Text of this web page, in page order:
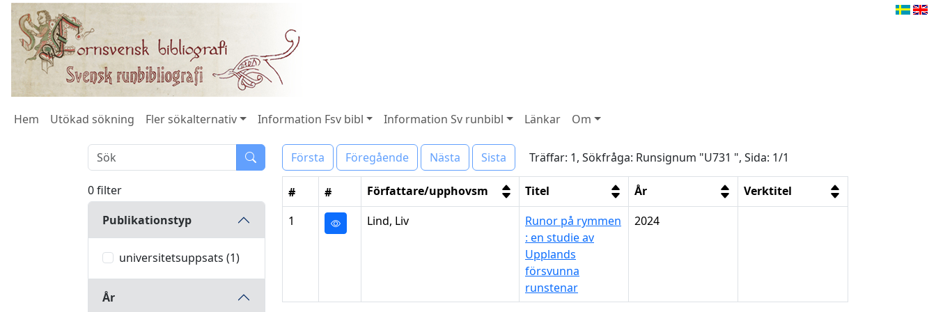
Hem Utökad sökning Fler sökalternativ Information Fsv bibl Information Sv runbibl Länkar Om
0 filter
Publikationstyp
universitetsuppsats (1)
År
Första Föregående Nästa Sista Träffar: 1, Sökfråga: Runsignum "U731 ", Sida: 1/1
# # Författare/upphovsm Titel År
Verktitel
1
Lind, Liv
Runor på rymmen
: en studie av
Upplands
försvunna
runstenar
2024